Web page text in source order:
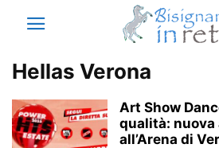
Hellas Verona
Art Show
qualità: nuova
all’Arena di